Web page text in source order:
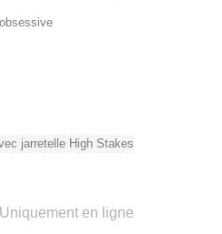
obsessive
en ligne